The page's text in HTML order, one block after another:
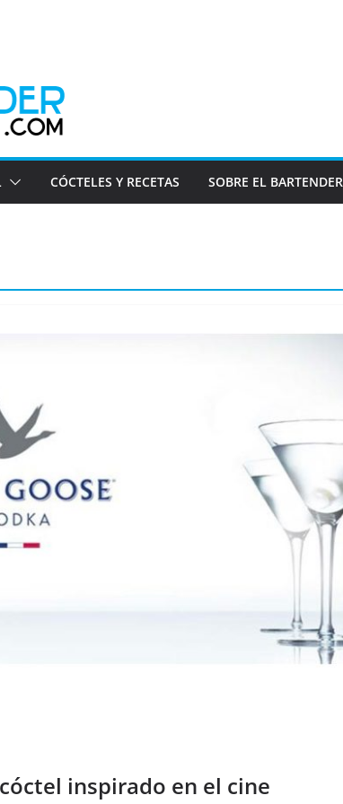
CÓCTELES Y RECETAS SOBRE EL BARTENDER
inspirado en el cine